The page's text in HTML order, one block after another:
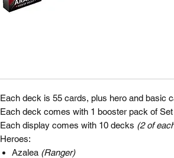
Each deck is 55 cards, plus hero and basic
Each deck comes with 1 booster pack of
Each display comes with 10 decks (2 of
Heroes:
Azalea (Ranger)